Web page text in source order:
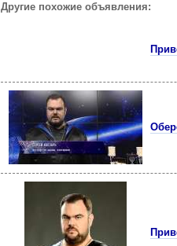
Другие похожие объявления: